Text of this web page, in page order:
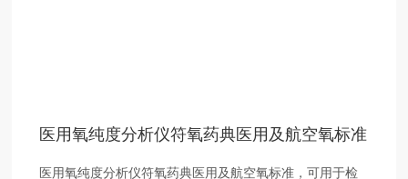
医用氧纯度分析仪符氧药典医用及航空氧标准
医用氧纯度分析仪符氧药典医用及航空氧标准，可用于检